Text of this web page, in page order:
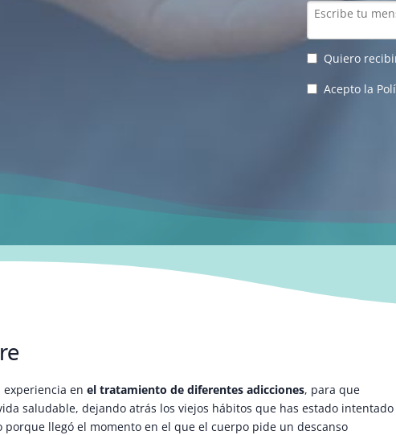
experiencia en el tratamiento de diferentes adicciones, para que
saludable, dejando atrás los viejos hábitos que has estado intentado
porque llegó el momento en el que el cuerpo pide un descanso